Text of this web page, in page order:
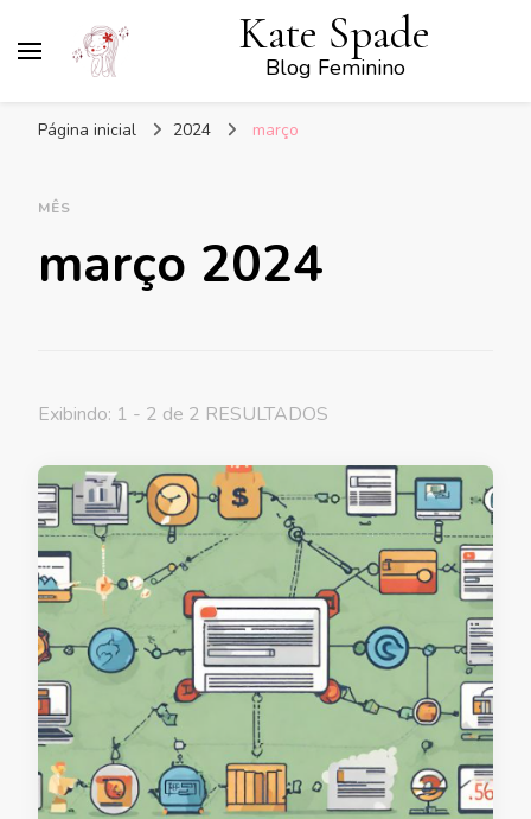
Kate Spade
Blog Feminino
Página inicial 2024 março
MÊS
março 2024
Exibindo: 1 - 2 de 2 RESULTADOS